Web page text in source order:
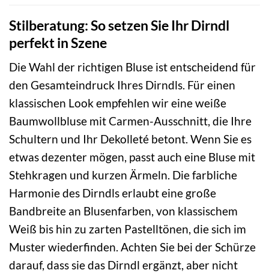
Stilberatung: So setzen Sie Ihr Dirndl
perfekt in Szene
Die Wahl der richtigen Bluse ist entscheidend für
den Gesamteindruck Ihres Dirndls. Für einen
klassischen Look empfehlen wir eine weiße
Baumwollbluse mit Carmen-Ausschnitt, die Ihre
Schultern und Ihr Dekolleté betont. Wenn Sie es
etwas dezenter mögen, passt auch eine Bluse mit
Stehkragen und kurzen Ärmeln. Die farbliche
Harmonie des Dirndls erlaubt eine große
Bandbreite an Blusenfarben, von klassischem
Weiß bis hin zu zarten Pastelltönen, die sich im
Muster wiederfinden. Achten Sie bei der Schürze
darauf, dass sie das Dirndl ergänzt, aber nicht